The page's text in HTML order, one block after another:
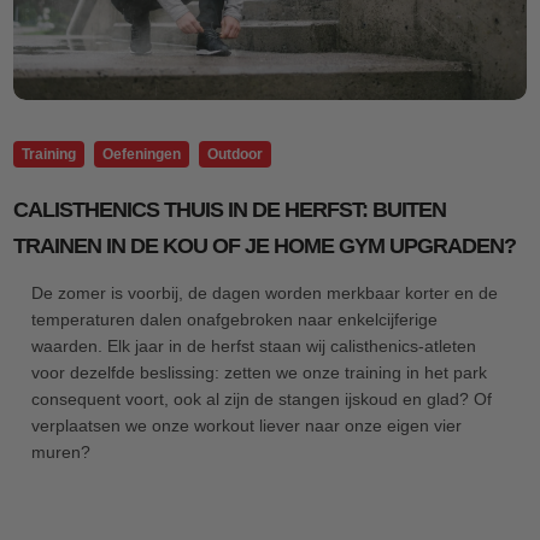
Training Oefeningen Outdoor
CALISTHENICS THUIS IN DE HERFST: BUITEN
TRAINEN IN DE KOU OF JE HOME GYM UPGRADEN?
De zomer is voorbij, de dagen worden merkbaar korter en de
temperaturen dalen onafgebroken naar enkelcijferige
waarden. Elk jaar in de herfst staan wij calisthenics-atleten
voor dezelfde beslissing: zetten we onze training in het park
consequent voort, ook al zijn de stangen ijskoud en glad? Of
verplaatsen we onze workout liever naar onze eigen vier
muren?